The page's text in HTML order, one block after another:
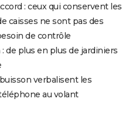
: ceux qui conservent les
caisses ne sont pas des
de contrôle
de plus en plus de jardiniers
verbalisent les
au volant